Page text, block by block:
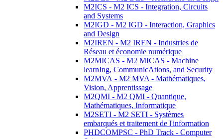
M2ICS - M2 ICS - Integration, Circuits
and Systems
M2IGD - M2 IGD - Interaction, Graphics
and Design
M2IREN - M2 IREN - Industries de
Réseau et économie numérique
M2MICAS - M2 MICAS - Machine
learnIng, CommunicAtions, and Security
M2MVA - M2 MVA - Mathématiques,
Vision, Apprentissage
M2QMI - M2 QMI - Quantique,
Mathématiques, Informatique
M2SETI - M2 SETI - Systèmes
embarqués et traitement de l'information
PHDCOMPSC - PhD Track - Computer